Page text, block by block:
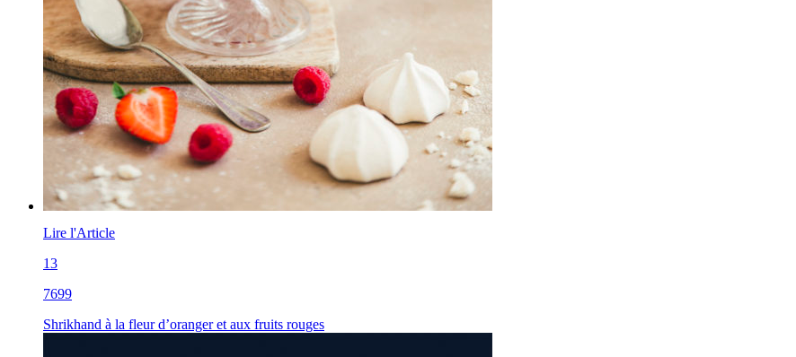
Lire l'Article
13
7699
Shrikhand à la fleur d’oranger et aux fruits rouges